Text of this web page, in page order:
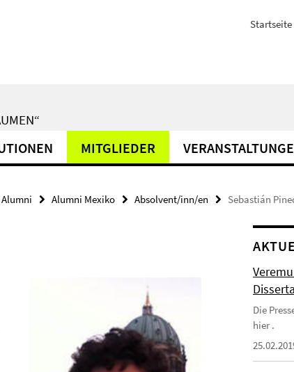
Startseite
MITGLIEDER
Alumni Alumni Mexiko Absolvent/inn/en Sebastián
Die
hier .